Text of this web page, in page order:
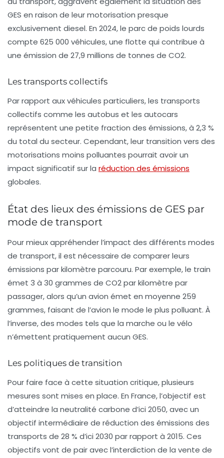
GES en raison de leur motorisation presque
exclusivement diesel. En 2024, le parc de poids lourds
compte 625 000 véhicules, une flotte qui contribue à
une émission de 27,9 millions de tonnes de CO2.
Les transports collectifs
Par rapport aux véhicules particuliers, les transports
collectifs comme les autobus et les autocars
représentent une petite fraction des émissions, à 2,3 %
du total du secteur. Cependant, leur transition vers des
motorisations moins polluantes pourrait avoir un
impact significatif sur la réduction des émissions
globales.
État des lieux des émissions de GES par
mode de transport
Pour mieux appréhender l’impact des différents modes
de transport, il est nécessaire de comparer leurs
émissions par kilomètre parcouru. Par exemple, le train
émet 3 à 30 grammes de CO2 par kilomètre par
passager, alors qu’un avion émet en moyenne 259
grammes, faisant de l’avion le mode le plus polluant. À
l’inverse, des modes tels que la marche ou le vélo
n’émettent pratiquement aucun GES.
Les politiques de transition
Pour faire face à cette situation critique, plusieurs
mesures sont mises en place. En France, l’objectif est
d’atteindre la neutralité carbone d’ici 2050, avec un
objectif intermédiaire de réduction des émissions des
transports de 28 % d’ici 2030 par rapport à 2015. Ces
objectifs vont de pair avec l’interdiction de la vente de